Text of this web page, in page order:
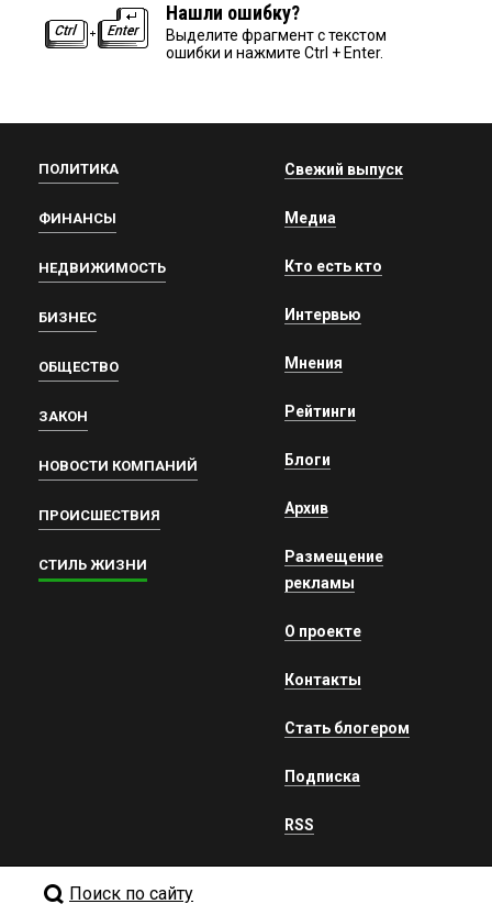
Нашли ошибку?
Выделите фрагмент с текстом
ошибки и нажмите Ctrl + Enter.
ПОЛИТИКА
ФИНАНСЫ
НЕДВИЖИМОСТЬ
БИЗНЕС
ОБЩЕСТВО
ЗАКОН
НОВОСТИ КОМПАНИЙ
ПРОИСШЕСТВИЯ
СТИЛЬ ЖИЗНИ
Свежий выпуск
Медиа
Кто есть кто
Интервью
Мнения
Рейтинги
Блоги
Архив
Размещение
рекламы
О проекте
Контакты
Стать блогером
Подписка
RSS
Поиск по сайту